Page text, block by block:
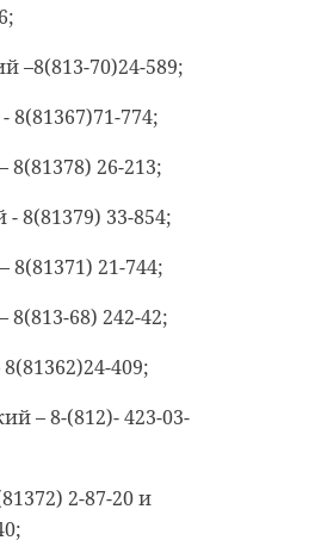
–8(813-70)24-589;
8(81367)71-774;
8(81378) 26-213;
8(81379) 33-854;
8(81371) 21-744;
68) 242-42;
409;
– 8-(812)- 423-03-
2-87-20 и
статьей: